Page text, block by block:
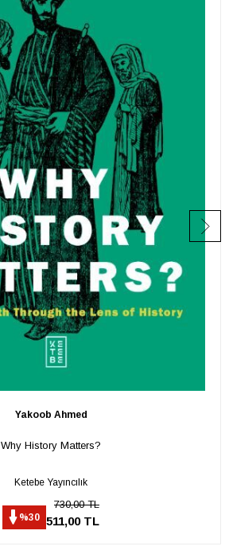
Yakoob Ahmed
Why History Matters?
Ketebe Yayıncılık
%30
730,00 TL
511,00 TL